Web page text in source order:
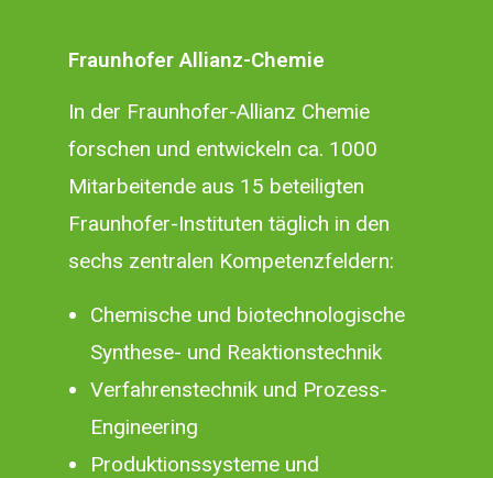
Fraunhofer Allianz-Chemie
In der Fraunhofer-Allianz Chemie
forschen und entwickeln ca. 1000
Mitarbeitende aus 15 beteiligten
Fraunhofer-Instituten täglich in den
sechs zentralen Kompetenzfeldern:
Chemische und biotechnologische
Synthese- und Reaktionstechnik
Verfahrenstechnik und Prozess-
Engineering
Produktionssysteme und